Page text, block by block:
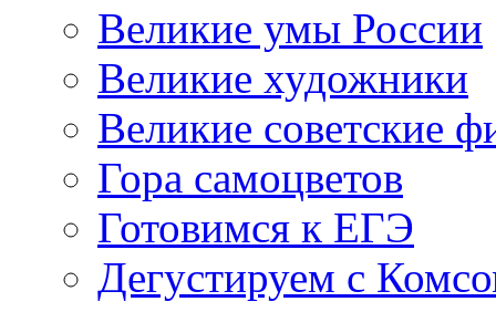
Великие умы России
Великие художники
Великие советские
Гора самоцветов
Готовимся к ЕГЭ
Дегустируем с